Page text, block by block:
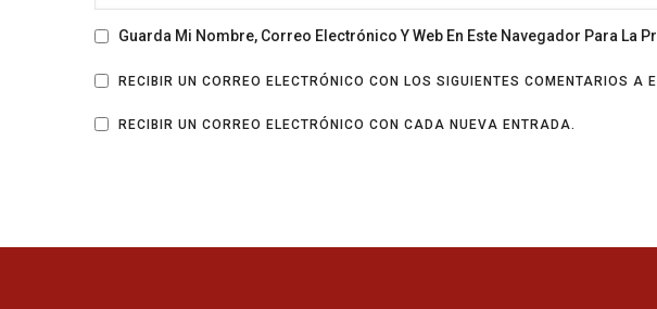
Guarda Mi Nombre, Correo Electrónico Y Web En Este Navegador Para La
RECIBIR UN CORREO ELECTRÓNICO CON LOS SIGUIENTES COMENTARIOS A
RECIBIR UN CORREO ELECTRÓNICO CON CADA NUEVA ENTRADA.